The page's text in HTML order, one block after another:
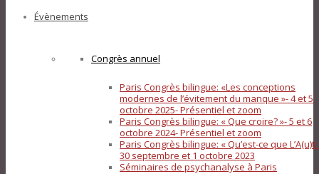
Évènements
Congrès annuel
Paris Congrès bilingue: «Les conceptions
modernes de l’évitement du manque »- 4 et 5
octobre 2025- Présentiel et zoom
Paris Congrès bilingue: « Que croire? »- 5 et 6
octobre 2024- Présentiel et zoom
Paris Congrès bilingue: « Qu’est-ce que
30 septembre et 1 octobre 2023
Séminaires de psychanalyse à Paris